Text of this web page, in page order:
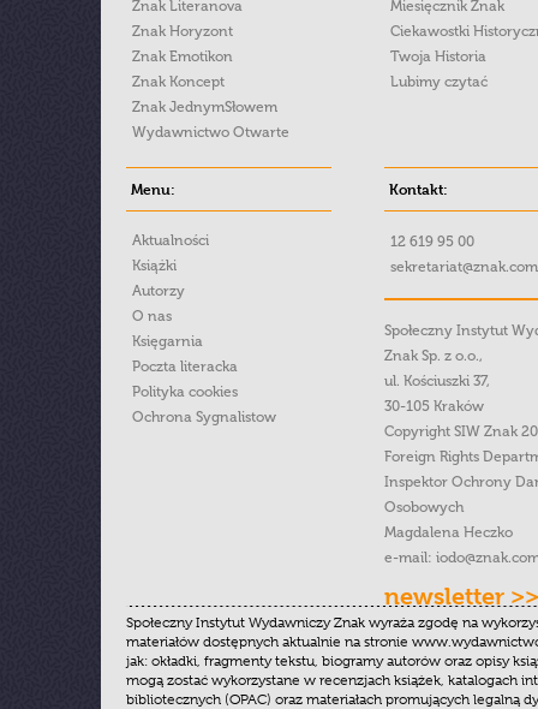
Znak Literanova
Znak Horyzont
Znak Emotikon
Znak Koncept
Znak JednymSłowem
Wydawnictwo Otwarte
Miesięcznik Znak
Ciekawostki
Twoja Historia
Lubimy czytać
Menu:
Aktualności
Książki
Autorzy
O nas
Księgarnia
Poczta literacka
Polityka cookies
Ochrona Sygnalistow
Kontakt:
12 619 95 00
Społeczny Instytut
Znak Sp. z o.o.,
ul. Kościuszki 37,
30-105 Kraków
Copyright SIW Znak
Foreign Rights
Inspektor Ochrony
Osobowych
Magdalena Heczko
e-mail:
newsletter >>
Społeczny Instytut Wydawniczy Znak wyraża zgodę na
materiałów dostępnych aktualnie na stronie
jak: okładki, fragmenty tekstu, biogramy autorów oraz opisy
mogą zostać wykorzystane w recenzjach książek, katalogach
bibliotecznych (OPAC) oraz materiałach promujących legalną